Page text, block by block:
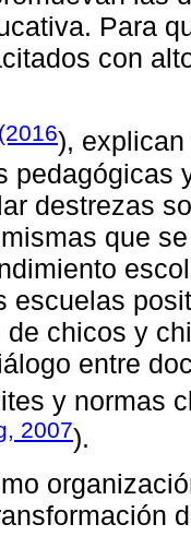
Para
con
),
pedagógicas
destrezas
que
escuelas
chicos y
entre
y normas
2007).